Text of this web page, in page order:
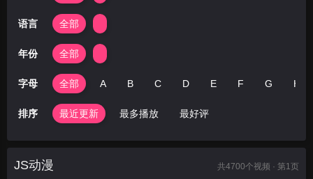
语言 全部
年份 全部
字母 全部 A B C D E F G H
排序 最近更新 最多播放 最好评
JS动漫 共4700个视频 · 第1页